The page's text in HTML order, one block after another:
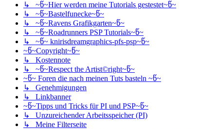
↳ ~წ~Hier werden meine Tutorials gestestet~წ~
↳ ~წ~Bastelfunecke~წ~
↳ ~წ~Ravens Grafikgarten~წ~
↳ ~წ~Roadrunners PSP Tutorials~წ~
↳ ~წ~ knirisdreamgraphics-pfs-psp~წ~
~წ~Copyright~წ~
↳ Kostennote
↳ ~წ~Respect the Artist©right~წ~
~წ~ Foren die nach meinen Tuts basteln ~წ~
↳ Genehmigungen
↳ Linkbanner
~წ~Tipps und Tricks für PI und PSP~წ~
↳ Unzureichender Arbeitsspeicher (PI)
↳ Meine Filterseite